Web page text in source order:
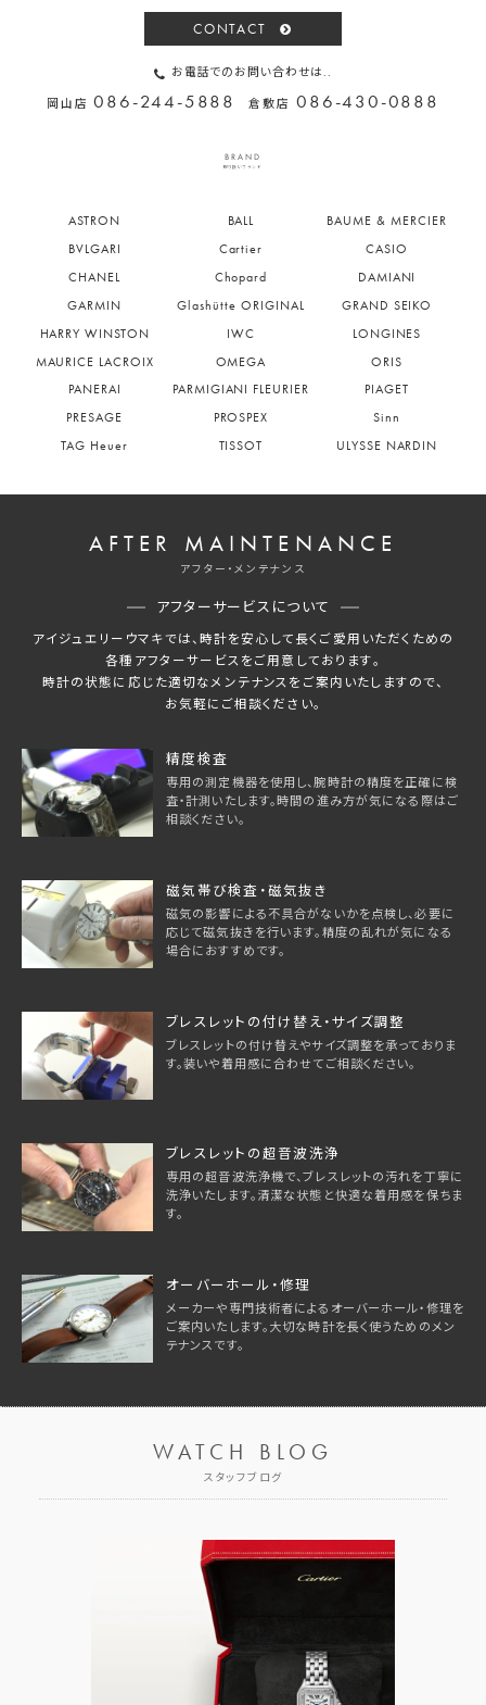
CONTACT
お電話でのお問い合わせは..
岡山店086-244-5888 倉敷店 086-430-0888
BRAND
取り扱いブランド
ASTRON BALL
BAUME & MERCIER
BVLGARI
Cartier
CASIO
CHANEL
Chopard
DAMIANI
GARMIN
Glashütte ORIGINAL
GRAND SEIKO
HARRY WINSTON
IWC
LONGINES
MAURICE LACROIX
OMEGA
ORIS
PANERAI
PARMIGIANI FLEURIER
PIAGET
PRESAGE
PROSPEX
Sinn
TAG Heuer
TISSOT ULYSSE NARDIN
AFTER MAINTENANCE
アフター・メンテナンス
アフターサービスについて
アイジュエリーウマキでは、時計を安心して長くご愛用いただくための
各種アフターサービスをご用意しております。
時計の状態に応じた適切なメンテナンスをご案内いたしますので、
お気軽にご相談ください。
精度検査
専用の測定機器を使用し、腕時計の精度を正確に検
査・計測いたします。時間の進み方が気になる際はご
相談ください。
磁気帯び検査・磁気抜き
磁気の影響による不具合がないかを点検し、必要に
応じて磁気抜きを行います。精度の乱れが気になる
場合におすすめです。
ブレスレットの付け替え・サイズ調整
ブレスレットの付け替えやサイズ調整を承っておりま
す。装いや着用感に合わせてご相談ください。
ブレスレットの超音波洗浄
専用の超音波洗浄機で、ブレスレットの汚れを丁寧に
洗浄いたします。清潔な状態と快適な着用感を保ちま
す。
オーバーホール・修理
メーカーや専門技術者によるオーバーホール・修理を
ご案内いたします。大切な時計を長く使うためのメン
テナンスです。
WATCH BLOG
スタッフブログ